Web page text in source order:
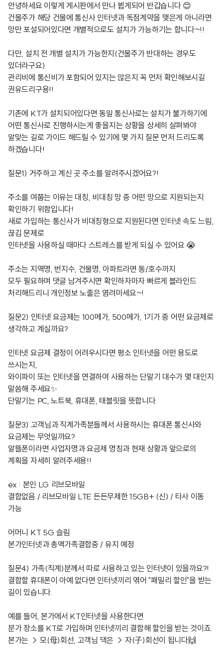
안녕하세요 이렇게 게시판에서 만나 뵙게되어 반갑습니다 😊
건물주가 해당 건물에 통신사 인터넷과 독점계약을 맺은게 아니라면
망만 포설되어있다면 개별적으로도 설치가 가능하기는 합니다~!!
다만, 설치 전 개별 설치가 가능한지(건물주가 반대하는 경우도
있더라구요)
관리비에 통신비가 포함되어 있지는 않은지 꼭 먼저 확인해보시길
권유드리구용!!
기존에 KT가 설치되어있다면 동일 통신사로는 설치가 불가하기에
어떤 통신사로 진행하시는게 좋을지는 상황을 상세히 살펴봐야
알맞는 길로 가이드 해드릴 수 있기에 몇 가지 질문 먼저 드리도록
하겠습니다!
질문1) 거주하고 계신 곳 주소를 알려주시겠어요?!
주소를 여쭙는 이유는 대칭, 비대칭 망 중 어떤 망으로 지원되는지
확인하기 위함입니다!
새로 가입하는 통신사가 비대칭형으로 지원된다면 인터넷 속도 느림,
끊김 문제로
인터넷을 사용하실 때마다 스트레스를 받게 되실 수 있어요 😭
주소는 지역명, 번지수, 건물명, 아파트라면 동/호수까지
모두 필요하며 댓글 남겨주시면 확인하자마자 빠르게 블라인드
처리해드리니 개인정보 노출은 염려마세요~!
질문2) 인터넷 요금제는 100메가, 500메가, 1기가 중 어떤 요금제로
생각하고 계실까요?
인터넷 요금제 결정이 어려우시다면 평소 인터넷을 어떤 용도로
쓰시는지,
와이파이 또는 인터넷을 연결하여 사용하는 단말기 대수가 몇 대인지
말씀해 주세요✨
단말기는 PC, 노트북, 휴대폰, 태블릿을 뜻합니다.
질문3) 고객님과 직계가족분들께서 사용하시는 휴대폰 통신사와
요금제는 무엇일까요?
알뜰폰이라면 사업자명과 요금제 명칭과 현재 상황과 앞으로의
계획을 자세히 알려주세용!!
ex : 본인 LG 리브모바일
결합없음 / 리브모바일 LTE 든든무제한 15GB+ (신) / 타사 이동
가능
어머니 KT 5G 슬림
본가인터넷과 총액가족결합중 / 유지 예정
질문4) 가족(직계)분께서 따로 사용하고 있는 인터넷이 있을까요?!
결합할 휴대폰이 아예 없다면 인터넷끼리 엮어 "패밀리 할인"을 받는
길이 있습니다.
예를 들어, 본가에서 KT인터넷을 사용한다면
분가 장소를 KT로 가입하며 인터넷끼리 결합해 할인을 받는 것이죠.
본가는 → 모(母)회선, 고객님 댁은 → 자(子)회선이 됩니다🙌